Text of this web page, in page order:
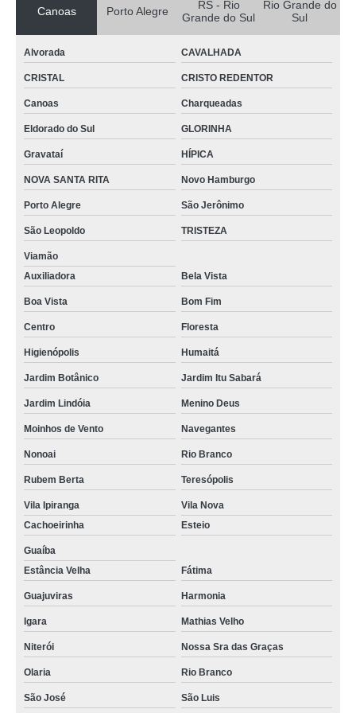
porta com vidro temperado Fátima
porta externa de vidro temperado valor Gravataí
porta de vidro temperado para banheiro valor NOVA SANTA RITA
porta de correr de vidro temperado TRISTEZA
preço de porta de vidro temperado jateado Rio Branco
porta de vidro temperado para quarto GLORINHA
porta de vidro temperado pivotante valor Nossa Sra das Graças
porta para sala de vidro temperado valor Charqueadas
porta vidro temperado valor CRISTAL
valor de porta de correr de vidro temperado Esteio
preço de porta de vidro temperado para quarto Eldorado do Sul
porta externa de vidro temperado Floresta
porta de vidro temperado para banheiro Novo Hamburgo
preço de porta externa de vidro temperado Humaitá
preço de portas de vidro temperado Viamão
preço de porta de vidro temperado jateado CRISTAL
preço de porta de vidro temperado pivotante NOVA SANTA RITA
preço de porta vidro temperado Igara
porta externa de vidro temperado valor GLORINHA
valor de portas de entrada em vidro temperado Menino Deus
valor de porta vidro temperado Novo Hamburgo
valor de porta de vidro temperado pivotante Jardim Itu Sabará
porta de vidro temperado jateado valor Navegantes
Canoas Porto Alegre
RS - Rio
Grande do Sul
Rio Grande do
Sul
Alvorada CAVALHADA
CRISTAL CRISTO REDENTOR
Canoas Charqueadas
Eldorado do Sul GLORINHA
Gravataí HÍPICA
NOVA SANTA RITA Novo Hamburgo
Porto Alegre São Jerônimo
São Leopoldo TRISTEZA
Viamão
Auxiliadora
Bela Vista
Boa Vista Bom Fim
Centro Floresta
Higienópolis Humaitá
Jardim Botânico Jardim Itu Sabará
Jardim Lindóia Menino Deus
Moinhos de Vento Navegantes
Nonoai Rio Branco
Rubem Berta Teresópolis
Vila Ipiranga
Vila Nova
Cachoeirinha
Esteio
Guaíba
Estância Velha
Fátima
Guajuviras Harmonia
Igara Mathias Velho
Niterói Nossa Sra das Graças
Olaria Rio Branco
São José São Luis